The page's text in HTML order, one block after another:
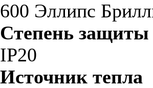
600 Эллипс
Степень защиты
IP20
Источник тепла